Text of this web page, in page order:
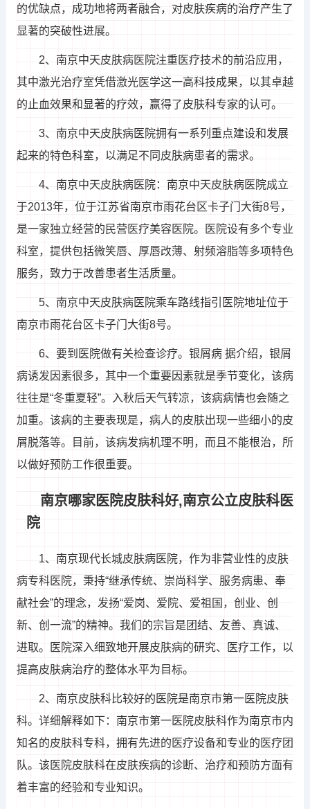
的优缺点，成功地将两者融合，对皮肤疾病的治疗产生了
显著的突破性进展。
2、南京中天皮肤病医院注重医疗技术的前沿应用，
其中激光治疗室凭借激光医学这一高科技成果，以其卓越
的止血效果和显著的疗效，赢得了皮肤科专家的认可。
3、南京中天皮肤病医院拥有一系列重点建设和发展
起来的特色科室，以满足不同皮肤病患者的需求。
4、南京中天皮肤病医院：南京中天皮肤病医院成立
于2013年，位于江苏省南京市雨花台区卡子门大街8号，
是一家独立经营的民营医疗美容医院。医院设有多个专业
科室，提供包括微笑唇、厚唇改薄、射频溶脂等多项特色
服务，致力于改善患者生活质量。
5、南京中天皮肤病医院乘车路线指引医院地址位于
南京市雨花台区卡子门大街8号。
6、要到医院做有关检查诊疗。银屑病 据介绍，银屑
病诱发因素很多，其中一个重要因素就是季节变化，该病
往往是“冬重夏轻”。入秋后天气转凉，该病病情也会随之
加重。该病的主要表现是，病人的皮肤出现一些细小的皮
屑脱落等。目前，该病发病机理不明，而且不能根治，所
以做好预防工作很重要。
南京哪家医院皮肤科好,南京公立皮肤科医
院
1、南京现代长城皮肤病医院，作为非营业性的皮肤
病专科医院，秉持“继承传统、崇尚科学、服务病患、奉
献社会”的理念，发扬“爱岗、爱院、爱祖国，创业、创
新、创一流”的精神。我们的宗旨是团结、友善、真诚、
进取。医院深入细致地开展皮肤病的研究、医疗工作，以
提高皮肤病治疗的整体水平为目标。
2、南京皮肤科比较好的医院是南京市第一医院皮肤
科。详细解释如下：南京市第一医院皮肤科作为南京市内
知名的皮肤科专科，拥有先进的医疗设备和专业的医疗团
队。该医院皮肤科在皮肤疾病的诊断、治疗和预防方面有
着丰富的经验和专业知识。